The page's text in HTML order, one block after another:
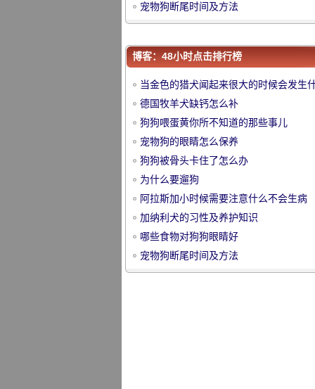
华
宠
宠物狗断尾时间及方法
宠物狗断尾时间及方法
博客：48小时点击排行榜
当金色的猎犬闻起来很大的时候会发生
么？
德国牧羊犬缺钙怎么补
狗狗喂蛋黄你所不知道的那些事儿
宠物狗的眼睛怎么保养
狗狗被骨头卡住了怎么办
为什么要遛狗
阿拉斯加小时候需要注意什么不会生病
加纳利犬的习性及养护知识
哪些食物对狗狗眼睛好
宠物狗断尾时间及方法